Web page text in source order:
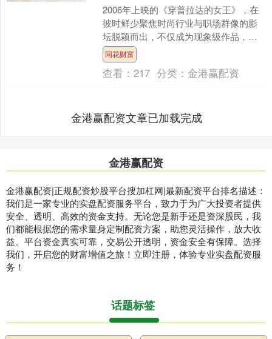
2006年上映的《穿普拉达的女王》，在
彼时鲜少聚焦时尚行业与职场群像的影
坛脱颖而出，不仅成为现象级作品，更
是一代人的时尚启蒙。20年后，原班人
马回归、经典IP重....
同花财富
查看：217 分类：金港赢配资
金港赢配资文章已加载完成
金港赢配资
金港赢配资|正规配资炒股平台搜加杠网|最新配资平台排名描述：
我们是一家专业的实盘配资服务平台，致力于为广大投资者提供
安全、透明、高效的资金支持。无论您是新手还是资深股民，我
们都能根据您的需求量身定制配资方案，助您灵活操作，放大收
益。平台资金真实可靠，交易公开透明，资金安全有保障。选择
我们，开启您的财富增值之旅！立即注册，体验专业实盘配资服
务！
话题标签